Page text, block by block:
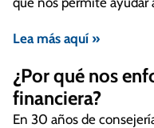
Lea más aquí »
¿Por qué nos
financiera?
En 30 años de